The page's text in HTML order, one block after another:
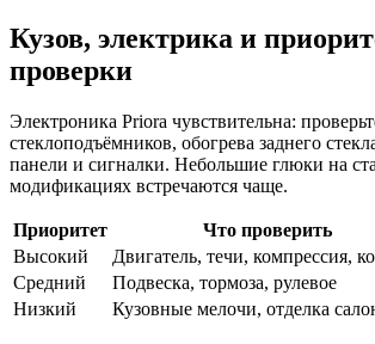
Кузов, электрика и
проверки
Электроника Priora чувствительна:
стеклоподъёмников, обогрева заднего
панели и сигналки. Небольшие глюки на
модификациях встречаются чаще.
Приоритет
Что проверить
Высокий
Двигатель, течи, компрессия,
Средний
Подвеска, тормоза, рулевое
Низкий
Кузовные мелочи, отделка